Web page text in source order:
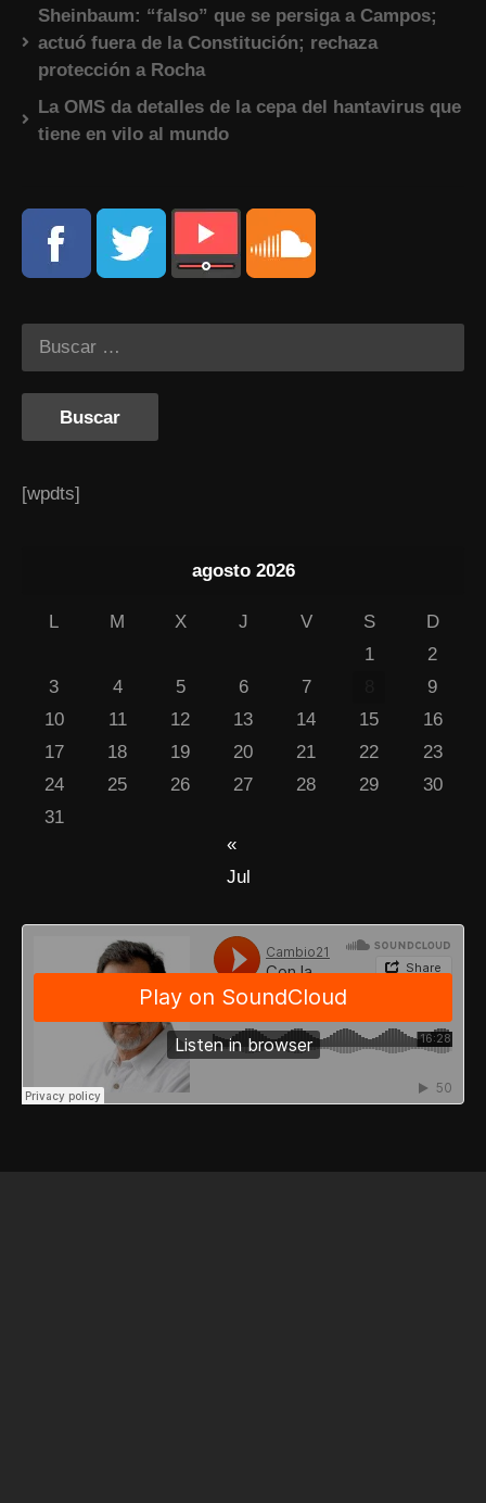
Sheinbaum: “falso” que se persiga a Campos;
actuó fuera de la Constitución; rechaza
protección a Rocha
La OMS da detalles de la cepa del hantavirus que
tiene en vilo al mundo
[wpdts]
agosto 2026
L M X J V S
D
1
2
3
4 5 6 7
9
10
11 12 13 14 15
16
17
18 19 20 21 22
23
24
25 26 27 28 29
30
31
«
Jul